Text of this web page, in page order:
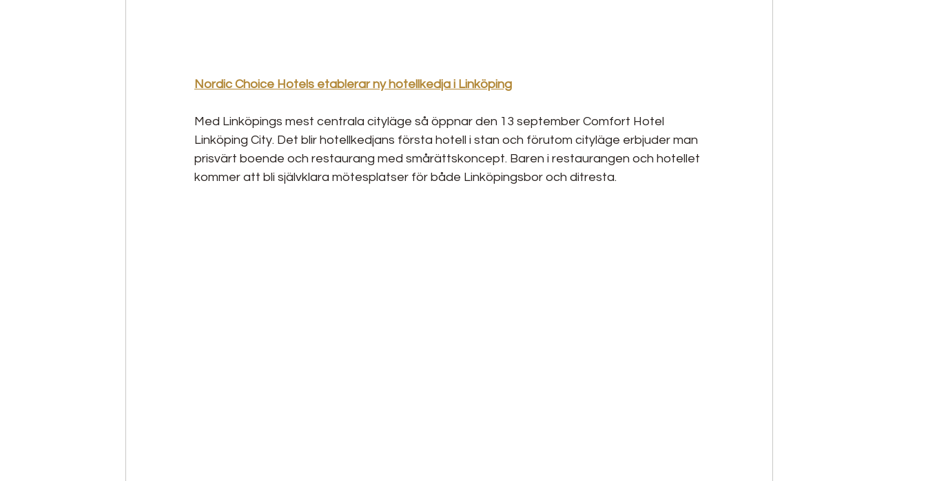
Nordic Choice Hotels etablerar ny hotellkedja i Linköping
Med Linköpings mest centrala cityläge så öppnar den 13 september Comfort Hotel
Linköping City. Det blir hotellkedjans första hotell i stan och förutom cityläge erbjuder man
prisvärt boende och restaurang med smårättskoncept. Baren i restaurangen och hotellet
kommer att bli självklara mötesplatser för både Linköpingsbor och ditresta.